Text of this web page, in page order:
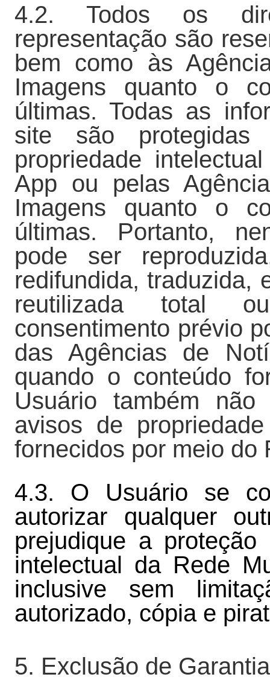
4.2. Todos os
representação são
bem como às
Imagens quanto o
últimas. Todas as
site são
propriedade
App ou pelas
Imagens quanto o
últimas. Portanto,
pode ser
redifundida, traduzida,
reutilizada total
consentimento prévio
das Agências de
quando o conteúdo
Usuário também
avisos de
fornecidos por meio do
4.3. O Usuário se
autorizar qualquer
prejudique a
intelectual da Rede
inclusive sem
autorizado, cópia e
5. Exclusão de